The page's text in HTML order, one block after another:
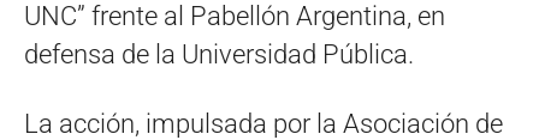
UNC” frente al Pabellón Argentina, en
defensa de la Universidad Pública.
La acción, impulsada por la Asociación de